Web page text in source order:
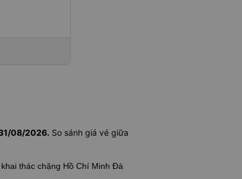
08/2026. So sánh giá vé giữa
thác chặng Hồ Chí Minh Đà